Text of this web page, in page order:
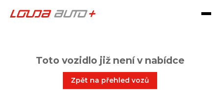
Toto vozidlo již není v nabídce
Zpět na přehled vozů